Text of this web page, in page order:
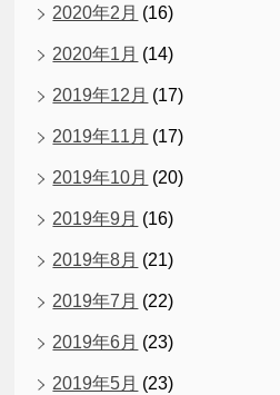
2020年2月 (16)
2020年1月 (14)
2019年12月 (17)
2019年11月 (17)
2019年10月 (20)
2019年9月 (16)
2019年8月 (21)
2019年7月 (22)
2019年6月 (23)
2019年5月 (23)